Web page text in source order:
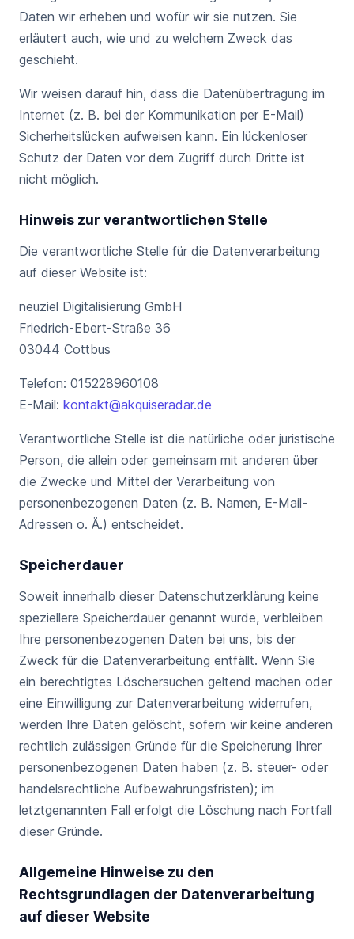
Daten wir erheben und wofür wir sie nutzen. Sie
erläutert auch, wie und zu welchem Zweck das
geschieht.
Wir weisen darauf hin, dass die Datenübertragung im
Internet (z. B. bei der Kommunikation per E-Mail)
Sicherheitslücken aufweisen kann. Ein lückenloser
Schutz der Daten vor dem Zugriff durch Dritte ist
nicht möglich.
Hinweis zur verantwortlichen Stelle
Die verantwortliche Stelle für die Datenverarbeitung
auf dieser Website ist:
neuziel Digitalisierung GmbH
Friedrich-Ebert-Straße 36
03044 Cottbus
Telefon: 015228960108
E-Mail: kontakt@akquiseradar.de
Verantwortliche Stelle ist die natürliche oder juristische
Person, die allein oder gemeinsam mit anderen über
die Zwecke und Mittel der Verarbeitung von
personenbezogenen Daten (z. B. Namen, E-Mail-
Adressen o. Ä.) entscheidet.
Speicherdauer
Soweit innerhalb dieser Datenschutzerklärung keine
speziellere Speicherdauer genannt wurde, verbleiben
Ihre personenbezogenen Daten bei uns, bis der
Zweck für die Datenverarbeitung entfällt. Wenn Sie
ein berechtigtes Löschersuchen geltend machen oder
eine Einwilligung zur Datenverarbeitung widerrufen,
werden Ihre Daten gelöscht, sofern wir keine anderen
rechtlich zulässigen Gründe für die Speicherung Ihrer
personenbezogenen Daten haben (z. B. steuer- oder
handelsrechtliche Aufbewahrungsfristen); im
letztgenannten Fall erfolgt die Löschung nach Fortfall
dieser Gründe.
Allgemeine Hinweise zu den
Rechtsgrundlagen der Datenverarbeitung
auf dieser Website